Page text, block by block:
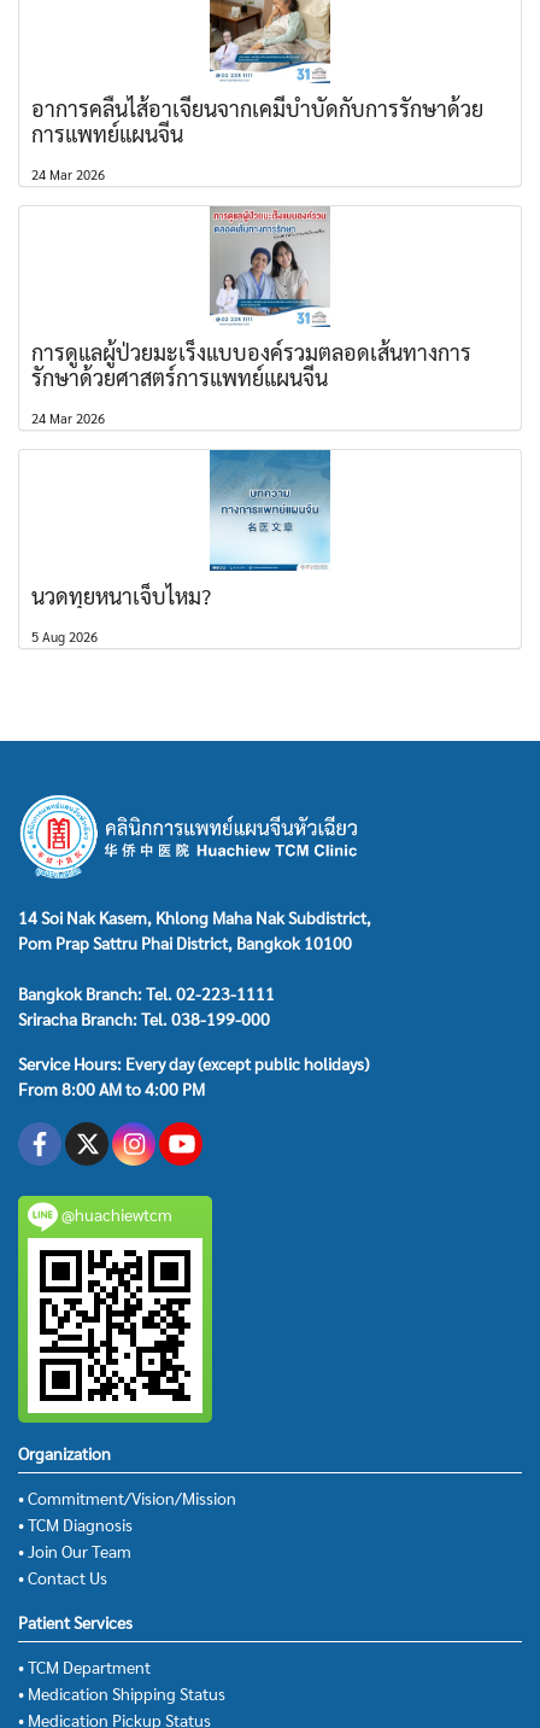
อาการคลื่นไส้อาเจียนจากเคมีบำบัดกับการรักษาด้วย
การแพทย์แผนจีน
24 Mar 2026
การดูแลผู้ป่วยมะเร็งแบบองค์รวมตลอดเส้นทางการ
รักษาด้วยศาสตร์การแพทย์แผนจีน
24 Mar 2026
นวดทุยหนาเจ็บไหม?
5 Aug 2026
14 Soi Nak Kasem, Khlong Maha Nak Subdistrict,
Pom Prap Sattru Phai District, Bangkok 10100
Bangkok Branch: Tel. 02-223-1111
Sriracha Branch: Tel. 038-199-000
Service Hours: Every day (except public holidays)
From 8:00 AM to 4:00 PM
@huachiewtcm
Organization
• Commitment/Vision/Mission
• TCM Diagnosis
• Join Our Team
• Contact Us
Patient Services
• TCM Department
• Medication Shipping Status
• Medication Pickup Status